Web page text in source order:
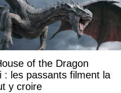
of the Dragon
: les passants filment la
y croire